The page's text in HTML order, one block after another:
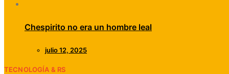
Chespirito no era un hombre leal
julio 12, 2025
TECNOLOGÍA & RS